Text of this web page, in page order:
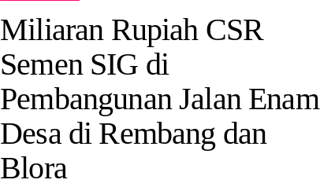
Miliaran Rupiah CSR
Semen SIG di
Pembangunan Jalan Enam
Desa di Rembang dan
Blora